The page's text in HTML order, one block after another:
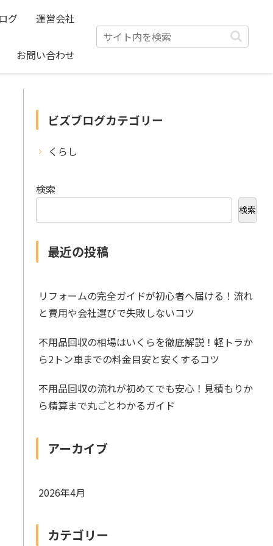
グ 運営会社
お問い合わせ
ビズブログカテゴリー
くらし
検索
検索
最近の投稿
リフォームの完全ガイドが初心者へ届ける！流れ
と費用や会社選びで失敗しないコツ
不用品回収の相場はいくらを徹底解説！軽トラか
ら2トン車までの料金目安と安くするコツ
不用品回収の流れが初めてでも安心！見積もりか
ら精算まで丸ごとわかるガイド
アーカイブ
2026年4月
カテゴリー